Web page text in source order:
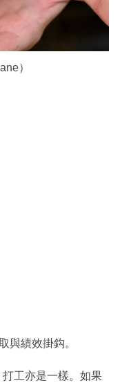
）
與績效掛鈎。
工亦是一樣。如果